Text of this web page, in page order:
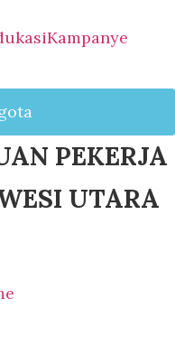
Kampanye
PEKERJA
UTARA